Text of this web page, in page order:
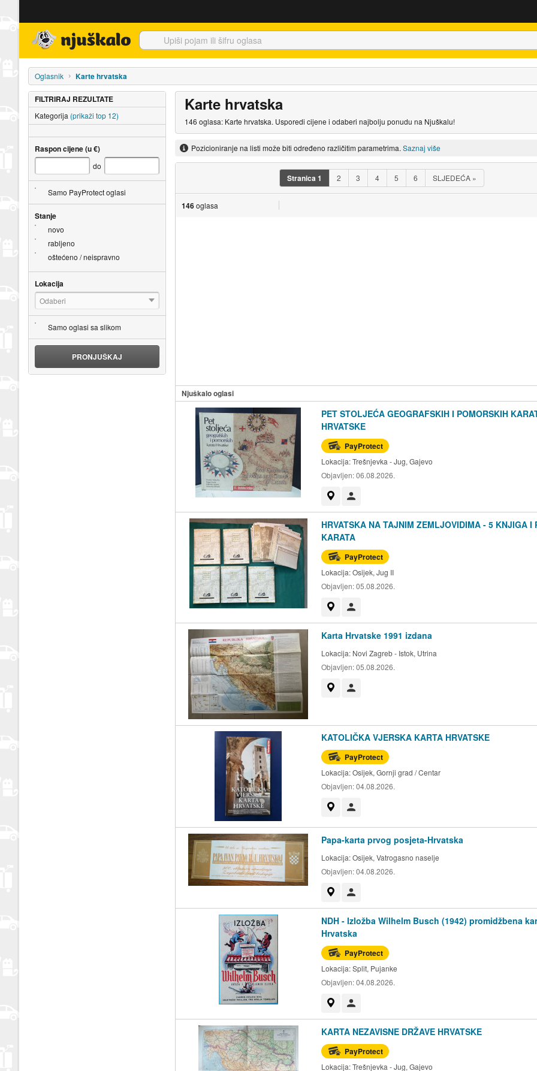
Oglasnik Karte hrvatska
Karte hrvatska
146 oglasa: Karte hrvatska. Usporedi cijene i odaberi najbolju ponudu na Njuškalu!
Pozicioniranje na listi može biti određeno različitim parametrima. Saznaj više
Stranica1 2 3 4 5 6 SLJEDEĆA »
146oglasa
Njuškalo oglasi
PET STOLJEĆA GEOGRAFSKIH I POMORSKIH
HRVATSKE
PayProtect
Lokacija:Trešnjevka - Jug, Gajevo
Objavljen:06.08.2026.
HRVATSKA NA TAJNIM ZEMLJOVIDIMA - 5 KNJIGA I
KARATA
PayProtect
Lokacija:Osijek, Jug II
Objavljen:05.08.2026.
Karta Hrvatske 1991 izdana
Lokacija: Novi Zagreb - Istok, Utrina
Objavljen:05.08.2026.
KATOLIČKA VJERSKA KARTA HRVATSKE
PayProtect
Lokacija:Osijek, Gornji grad / Centar
Objavljen:04.08.2026.
Papa-karta prvog posjeta-Hrvatska
Lokacija:Osijek, Vatrogasno naselje
Objavljen:04.08.2026.
NDH - Izložba Wilhelm Busch (1942) promidžbena
Hrvatska
PayProtect
Lokacija:Split, Pujanke
Objavljen:04.08.2026.
KARTA NEZAVISNE DRŽAVE HRVATSKE
PayProtect
Lokacija:Trešnjevka - Jug, Gajevo
FILTRIRAJ REZULTATE
Kategorija (prikaži top 12)
Raspon cijene (u €)
do
Samo PayProtect oglasi
Stanje
novo
rabljeno
oštećeno / neispravno
Lokacija
Odaberi
Samo oglasi sa slikom
PRONJUŠKAJ